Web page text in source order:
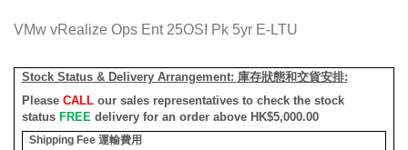
VMw vRealize Ops Ent 25OSI Pk 5yr E-LTU
Stock Status & Delivery Arrangement: 庫存狀態和交貨安排:
Please CALLour sales representatives to check the stock
status FREE delivery for an order above HK$5,000.00
Shipping Fee 運輸費用